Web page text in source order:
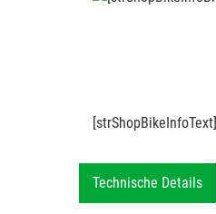
[strShopBikeInfoText]
Technische Details